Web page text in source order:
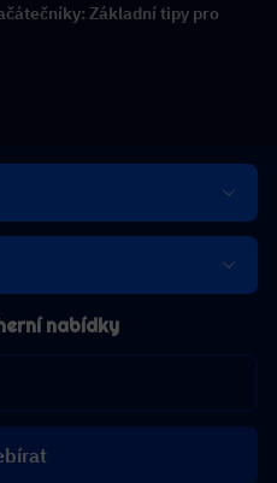
Základní tipy pro
nabídky